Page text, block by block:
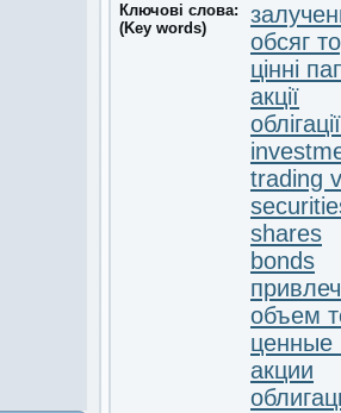
Ключові слова:
(Key words)
обсяг
цінні
акції
облігації
trading
shares
bonds
объем
ценные
акции